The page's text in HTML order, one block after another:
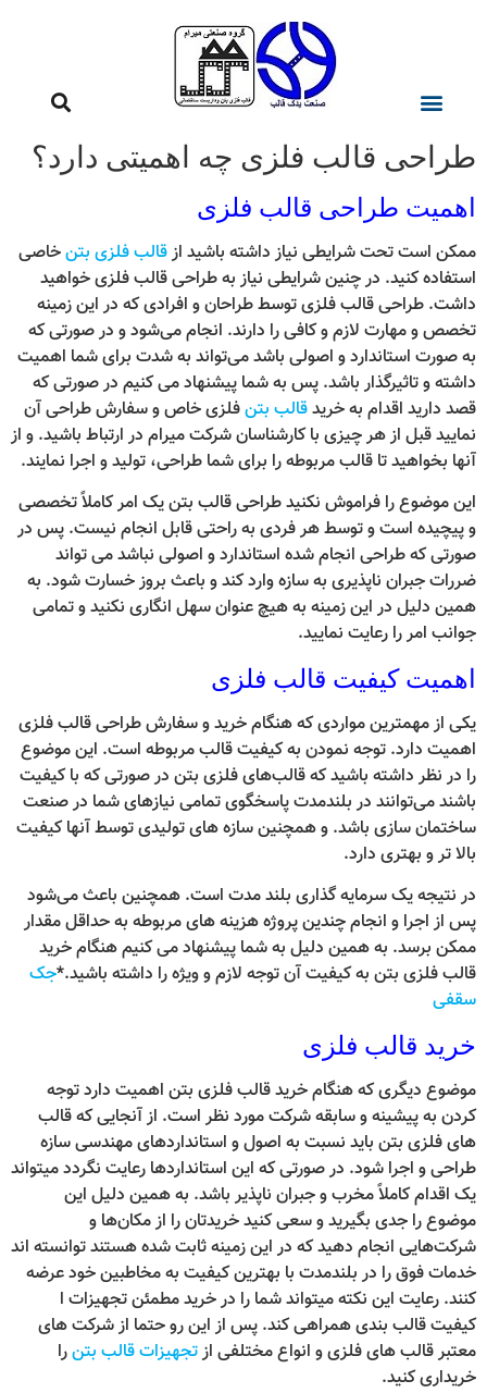
طراحی قالب فلزی چه اهمیتی دارد؟
اهمیت طراحی قالب فلزی
ممکن است تحت شرایطی نیاز داشته باشید ازقالب فلزی بتنخاصی
استفاده کنید. در چنین شرایطی نیاز به طراحی قالب فلزی خواهید
داشت. طراحی قالب فلزی توسط طراحان و افرادی که در این زمینه
تخصص و مهارت لازم و کافی را دارند. انجام می‌شود و در صورتی که
به صورت استاندارد و اصولی باشد می‌تواند به شدت برای شما اهمیت
داشته و تاثیرگذار باشد. پس به شما پیشنهاد می کنیم در صورتی که
قصد دارید اقدام به خریدقالب بتنفلزی خاص و سفارش طراحی آن
نمایید قبل از هر چیزی با کارشناسان شرکت میرام در ارتباط باشید. و از
آنها بخواهید تا قالب مربوطه را برای شما طراحی، تولید و اجرا نمایند.
این موضوع را فراموش نکنید طراحی قالب بتن یک امر کاملاً تخصصی
و پیچیده است و توسط هر فردی به راحتی قابل انجام نیست. پس در
صورتی که طراحی انجام شده استاندارد و اصولی نباشد می تواند
ضررات جبران ناپذیری به سازه وارد کند و باعث بروز خسارت شود. به
همین دلیل در این زمینه به هیچ عنوان سهل انگاری نکنید و تمامی
جوانب امر را رعایت نمایید.
اهمیت کیفیت قالب فلزی
یکی از مهمترین مواردی که هنگام خرید و سفارش طراحی قالب فلزی
اهمیت دارد. توجه نمودن به کیفیت قالب مربوطه است. این موضوع
را در نظر داشته باشید که قالب‌های فلزی بتن در صورتی که با کیفیت
باشند می‌توانند در بلندمدت پاسخگوی تمامی نیازهای شما در صنعت
ساختمان سازی باشد. و همچنین سازه های تولیدی توسط آنها کیفیت
بالا تر و بهتری دارد.
در نتیجه یک سرمایه گذاری بلند مدت است. همچنین باعث می‌شود
پس از اجرا و انجام چندین پروژه هزینه های مربوطه به حداقل مقدار
ممکن برسد. به همین دلیل به شما پیشنهاد می کنیم هنگام خرید
قالب فلزی بتن به کیفیت آن توجه لازم و ویژه را داشته باشید.*جک
سقفی
خرید قالب فلزی
موضوع دیگری که هنگام خرید قالب فلزی بتن اهمیت دارد توجه
کردن به پیشینه و سابقه شرکت مورد نظر است. از آنجایی که قالب
های فلزی بتن باید نسبت به اصول و استانداردهای مهندسی سازه
طراحی و اجرا شود. در صورتی که این استانداردها رعایت نگردد میتواند
یک اقدام کاملاً مخرب و جبران ناپذیر باشد. به همین دلیل این
موضوع را جدی بگیرید و سعی کنید خریدتان را از مکان‌ها و
شرکت‌هایی انجام دهید که در این زمینه ثابت شده هستند توانسته ‌اند
خدمات فوق را در بلندمدت با بهترین کیفیت به مخاطبین خود عرضه
کنند. رعایت این نکته میتواند شما را در خرید مطمئن تجهیزات ا
کیفیت قالب بندی همراهی کند. پس از این رو حتما از شرکت های
معتبر قالب های فلزی و انواع مختلفی ازتجهیزات قالب بتنرا
خریداری کنید.